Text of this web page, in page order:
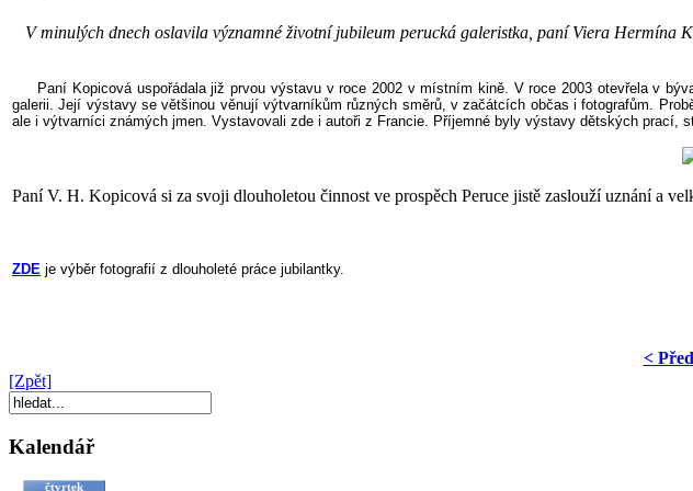
V minulých dnech oslavila významné životní jubileum perucká galeristka, paní Viera Hermína
Paní Kopicová uspořádala již prvou výstavu v roce 2002 v místním kině. V roce 2003 otevřela v
galerii. Její výstavy se většinou věnují výtvarníkům různých směrů, v začátcích občas i fotografům.
ale i výtvarníci známých jmen. Vystavovali zde i autoři z Francie. Příjemné byly výstavy dětských prací,
Paní V. H. Kopicová si za svoji dlouholetou činnost ve prospěch Peruce jistě zaslouží uznání a
ZDE je výběr fotografií z dlouholeté práce jubilantky.
<
[Zpět]
Kalendář
čtvrtek